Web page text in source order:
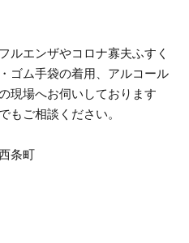
ルエンザやコロナ寡夫ふすく
ゴム手袋の着用、アルコール
現場へお伺いしております
もご相談ください。
条町